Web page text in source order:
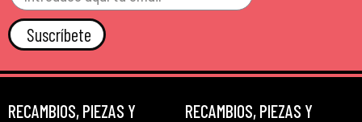
Suscríbete
RECAMBIOS, PIEZAS Y
RECAMBIOS, PIEZAS Y